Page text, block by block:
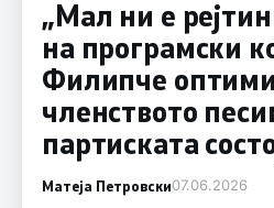
„Мал ни е
на програмски
Филипче
членството
партиската
Матеја Петровски07.06.2026